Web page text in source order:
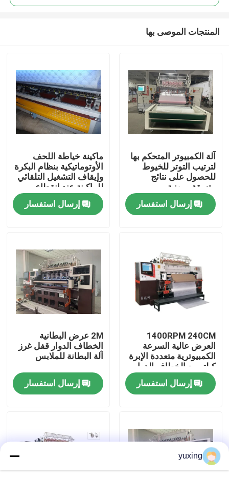
الصفحة الرئيسية
منتجات
برنامج VR
معلومات عنا
جولة في المصنع
مراقبة الجودة
أخبار
القضايا
المنتجات الموصى بها
آلة الكمبيوتر المتحكم بها
لترتيب التوتر للخيوط
للحصول على نتائج
متسقة ومهنية
إرسال استفسار
ماكينة خياطة اللحف
الأوتوماتيكية بنظام البكرة
وإيقاف التشغيل التلقائي
للماكينة عند انقطاع
الخيط
إرسال استفسار
1400RPM 240CM
العرض عالية السرعة
الكمبيوترية متعددة الإبرة
كيلتر مع الخطاف الدوار
إرسال استفسار
2M عرض البطانية
الخطاف الدوار قفل غرز
آلة البطانة للملابس
إرسال استفسار
yuxing